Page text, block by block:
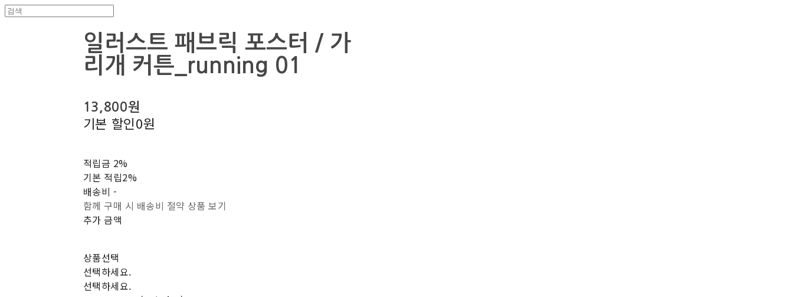
일러스트 패브릭 포스터 / 가
리개 커튼_running 01
13,800원
기본 할인0원
적립금 2%
기본 적립2%
배송비 -
함께 구매 시 배송비 절약 상품 보기
추가 금액
상품선택
선택하세요.
선택하세요.